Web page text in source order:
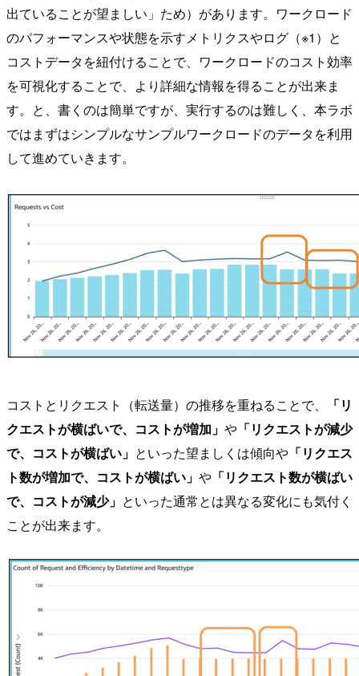
出ていることが望ましい」ため）があります。ワークロード
のパフォーマンスや状態を示すメトリクスやログ（※1）と
コストデータを紐付けることで、ワークロードのコスト効率
を可視化することで、より詳細な情報を得ることが出来ま
す。と、書くのは簡単ですが、実行するのは難しく、本ラボ
ではまずはシンプルなサンプルワークロードのデータを利用
して進めていきます。
コストとリクエスト（転送量）の推移を重ねることで、
「リ
クエストが横ばいで、コストが増加」 や 「リクエストが減少
で、コストが横ばい」 といった望ましくは傾向や 「リクエス
ト数が増加で、コストが横ばい」 や 「リクエスト数が横ばい
で、コストが減少」 といった通常とは異なる変化にも気付く
ことが出来ます。